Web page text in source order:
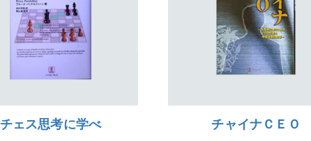
チェス思考に学べ チャイナＣＥＯ